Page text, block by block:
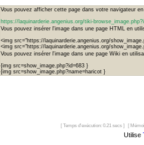
Vous pouvez afficher cette page dans votre navigateur
https://laquinarderie.angenius.org/tiki-
Vous pouvez insérer l'image dans une page HTML en
<img src="https://laquinarderie.angenius.org/
<img src="https://laquinarderie.angenius.org/
Vous pouvez insérer l'image dans une page Wiki en
{img src=show_image.php?id=683 }
{img src=show_image.php?name=haricot }
[ Temps d'exécution: 0.21 secs ] [
Utilise